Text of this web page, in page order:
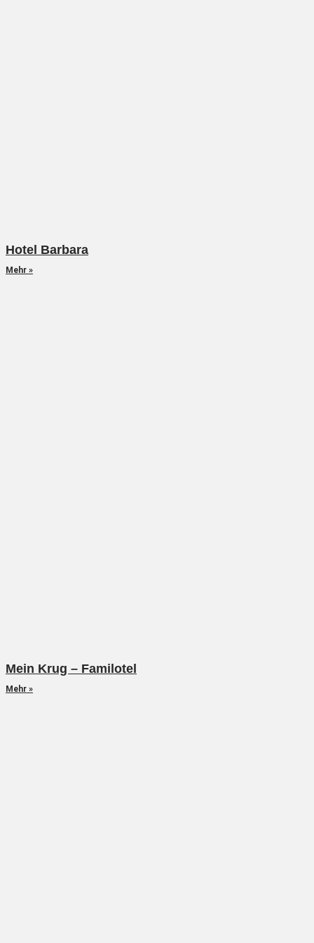
Hotel Barbara
Mehr »
Mein Krug – Familotel
Mehr »